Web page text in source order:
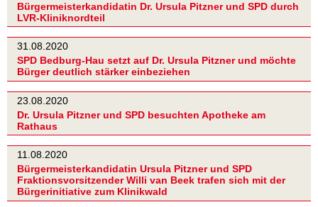
Bürgermeisterkandidatin Dr. Ursula Pitzner und SPD durch
LVR-Kliniknordteil
31.08.2020
SPD Bedburg-Hau setzt auf Dr. Ursula Pitzner und möchte
Bürger deutlich stärker einbeziehen
23.08.2020
Dr. Ursula Pitzner und SPD besuchten Apotheke am
Rathaus
11.08.2020
Bürgermeisterkandidatin Ursula Pitzner und SPD
Fraktionsvorsitzender Willi van Beek trafen sich mit der
Bürgerinitiative zum Klinikwald